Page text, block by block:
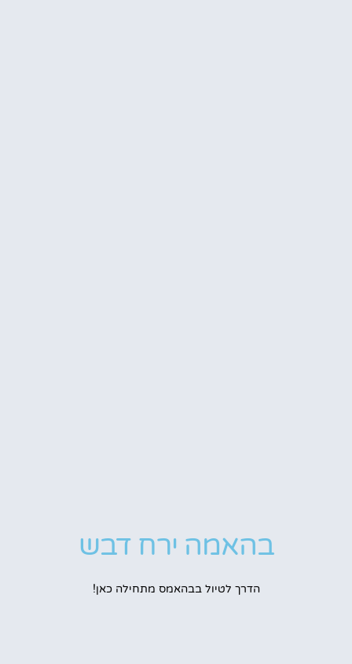
בהאמה ירח דבש
הדרך לטיול בבהאמס מתחילה כאן!